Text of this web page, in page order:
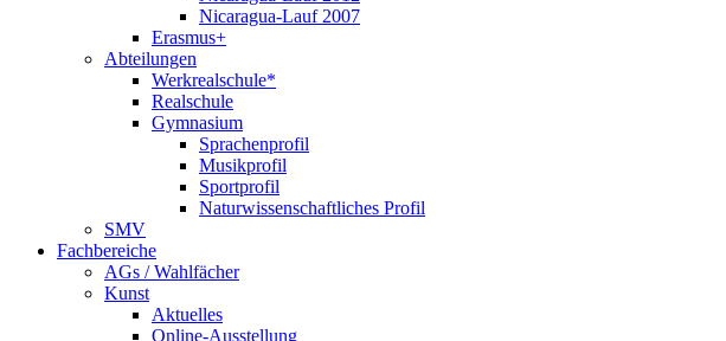
Nicaragua-Lauf 2007
Erasmus+
Abteilungen
Werkrealschule*
Realschule
Gymnasium
Sprachenprofil
Musikprofil
Sportprofil
Naturwissenschaftliches Profil
SMV
Fachbereiche
AGs / Wahlfächer
Kunst
Aktuelles
Online-Ausstellung